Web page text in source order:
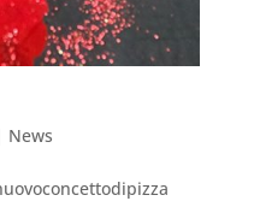
News